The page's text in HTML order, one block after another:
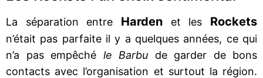
La séparation entre Harden et les Rockets
n’était pas parfaite il y a quelques années, ce qui
n’a pas empêché le Barbu de garder de bons
contacts avec l’organisation et surtout la région.